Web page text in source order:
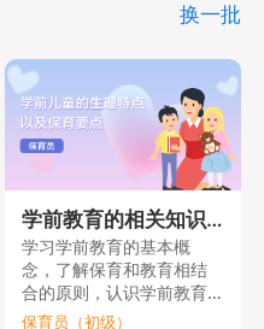
舞台上自如地展现自己的换一批
学前教育的相关知识（一）
学习学前教育的基本概
念，了解保育和教育相结
合的原则，认识学前教育
的重要性。
保育员（初级）